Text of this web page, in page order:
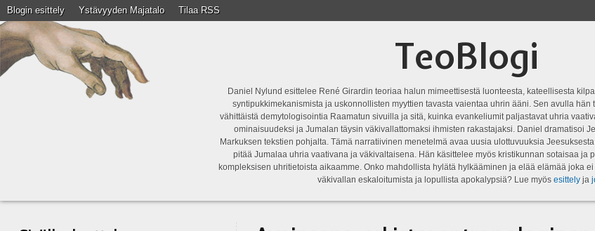
Blogin esittely Ystävyyden Majatalo Tilaa RSS
TeoBlogi
Daniel Nylund esittelee René Girardin teoriaa halun mimeettisestä luonteesta, kateellisesta
syntipukkimekanismista ja uskonnollisten myyttien tavasta vaientaa uhrin ääni. Sen avulla hän
vähittäistä demytologisointia Raamatun sivuilla ja sitä, kuinka evankeliumit paljastavat uhria
ominaisuudeksi ja Jumalan täysin väkivallattomaksi ihmisten rakastajaksi. Daniel dramatisoi
Markuksen tekstien pohjalta. Tämä narratiivinen menetelmä avaa uusia ulottuvuuksia
pitää Jumalaa uhria vaativana ja väkivaltaisena. Hän käsittelee myös kristikunnan sotaisaa ja
kompleksisen uhritietoista aikaamme. Onko mahdollista hylätä hylkääminen ja elää elämää joka
väkivallan eskaloitumista ja lopullista apokalypsiä? Lue myös esittelyja